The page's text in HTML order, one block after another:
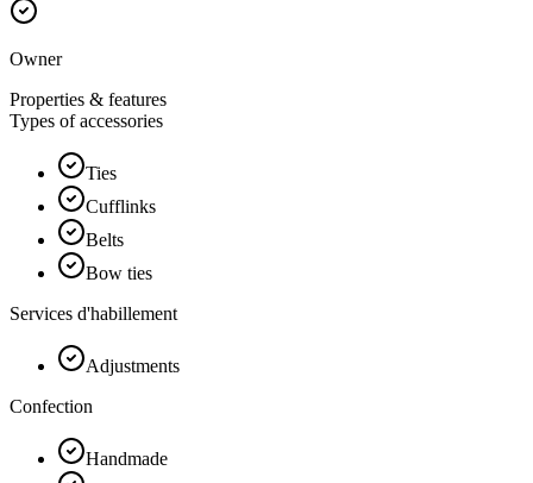
Owner
Properties & features
Types of accessories
Ties
Cufflinks
Belts
Bow ties
Services d'habillement
Adjustments
Confection
Handmade